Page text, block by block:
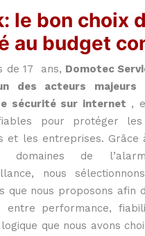
le bon choix
au budget
de17 ans, Domotec
des acteurs majeurs
sécurité sur internet ,
pour protéger les
et les entreprises. Grâce
domaines de
nous
que nous proposons afin
entre performance,
logique que nous avons